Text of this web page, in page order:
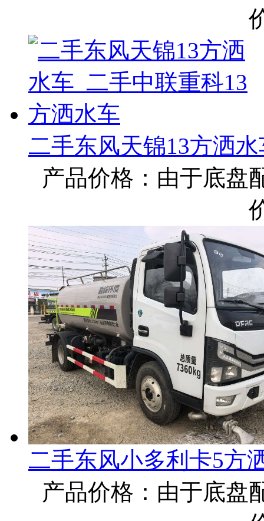
二手东风天锦13方洒
产品价格：由于底盘
二手东风小多利卡5方
产品价格：由于底盘